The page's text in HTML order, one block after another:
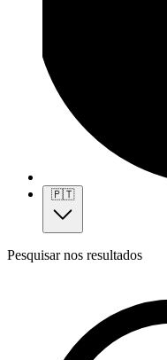
🇵🇹
Pesquisar nos resultados